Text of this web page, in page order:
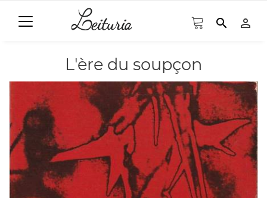
search person_outline
L'ère du soupçon